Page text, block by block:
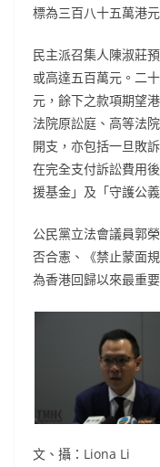
標為三百八十五萬港元
民主派召集人陳淑莊
或高達五百萬元。二
元，餘下之款項期望
法院原訟庭、高等法
開支，亦包括一旦敗
在完全支付訴訟費用
援基金」及「守護公
公民黨立法會議員郭
否合憲、《禁止蒙面
為香港回歸以來最重
文、攝：Liona Li